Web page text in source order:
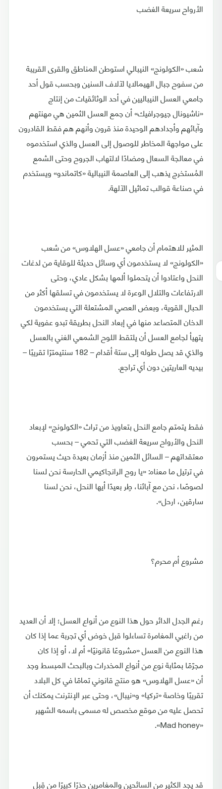
الأرواح سريعة الغضب
شعب «الكولونج» النيبالي استوطن المناطق والقرى القريبة
من سفوح جبال الهيمالايا لآلاف السنين وبحسب قول أحد
جامعي العسل النيباليين في أحد الوثائقيات من إنتاج
«ناشيونال جيوجرافيك» أن جمع العسل الثمين هي مهنتهم
وآبائهم وأجدادهم الوحيدة منذ قرون وأنهم هم فقط القادرون
على مواجهة المخاطر للوصول إلى العسل والذي استخدموه
في معالجة السعال ومضادًا لالتهاب الجروح وحتى الشمع
المُستخرج يذهب إلى العاصمة النيبالية «كاتماندو» ويستخدم
في صناعة قوالب تماثيل الآلهة.
المثير للاهتمام أن جامعي «عسل الهلاوس» من شعب
«الكولونج» لا يستخدمون أي وسائل حديثة للوقاية من لدغات
النحل واعتادوا أن يتحملوا ألمها بشكل عادي، وحتى
الارتفاعات والتلال الوعرة لا يستخدمون في تسلقها أكثر من
الحبال القوية، وبعض العصي المشتعلة التي يستخدمون
الدخان المتصاعد منها في إبعاد النحل بطريقة تبدو عفوية لكي
يتهيأ لجامع العسل أن يلتقط اللوح الشمعي الغني بالعسل
والذي قد يصل طوله إلى ستة أقدام – 182 سنتيمترًا تقريبًا –
بيديه العاريتين دون أي تراجع.
فقط يتمتم جامع النحل بتعاويذ من تراث «الكولونج» لإبعاد
النحل والأرواح سريعة الغضب التي تحمي – بحسب
معتقداتهم – السائل الثمين منذ أزمان بعيدة حيث يستمرون
في ترتيل ما معناه: «يا روح الرانجاكيمي الحارسة نحن لسنا
لصوصًا، نحن مع آبائنا، طِر بعيدًا أيها النحل، نحن لسنا
سارقين، ارحل».
مشروع أم محرم؟
رغم الجدل الدائر حول هذا النوع من أنواع العسل؛ إلا أن العديد
من راغبي المغامرة تساءلوا قبل خوض أي تجربة عما إذا كان
هذا النوع من العسل «مشروعًا قانونيًا» أم لا، أو إذا كان
مجرّمًا بمثابة نوع من أنواع المخدرات وبالبحث المبسط وجد
أن «عسل الهلاوس» هو منتج قانوني تمامًا في كل البلاد
تقريبًا وخاصة «تركيا» و«نيبال»، وحتى عبر الإنترنت يمكنك أن
تحصل عليه من موقع مخصص له مسمى باسمه الشهير
«Mad honey».
قد يجد الكثير من السائحين والمغامرين حذرًا كبيرًا من قِبل